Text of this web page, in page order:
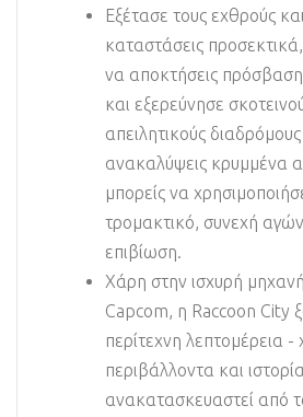
Εξέτασε τους εχθρούς και
καταστάσεις
να αποκτήσεις πρόσβαση
και εξερεύνησε
απειλητικούς
ανακαλύψεις κρυμμένα
μπορείς να
τρομακτικό, συνεχή
επιβίωση.
Χάρη στην ισχυρή
Capcom, η Raccoon City
περίτεχνη λεπτομέρεια
περιβάλλοντα και
ανακατασκευαστεί από